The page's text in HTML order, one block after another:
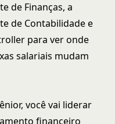
de Finanças, a
de Contabilidadee
para ver onde
salariais mudam
você vai liderar
financeiro